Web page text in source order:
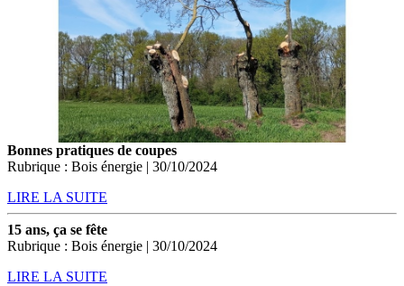
Bonnes pratiques de coupes
Rubrique : Bois énergie | 30/10/2024
LIRE LA SUITE
15 ans, ça se fête
Rubrique : Bois énergie | 30/10/2024
LIRE LA SUITE